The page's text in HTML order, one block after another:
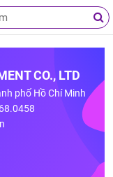
CO., LTD
phố Hồ Chí Minh